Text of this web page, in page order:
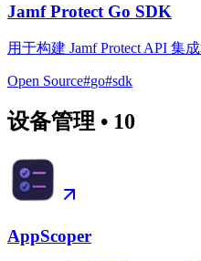
Jamf Protect Go SDK
用于构建 Jamf Protect API 集
Open Source#go#sdk
设备管理 • 10
AppScoper